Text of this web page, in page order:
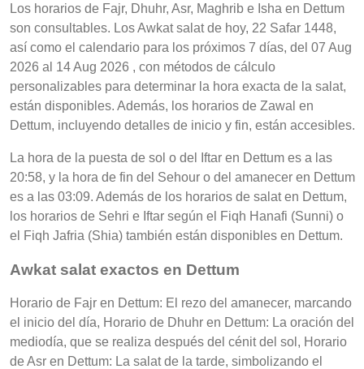
Los horarios de Fajr, Dhuhr, Asr, Maghrib e Isha en Dettum
son consultables. Los Awkat salat de hoy, 22 Safar 1448,
así como el calendario para los próximos 7 días, del 07 Aug
2026 al 14 Aug 2026 , con métodos de cálculo
personalizables para determinar la hora exacta de la salat,
están disponibles. Además, los horarios de Zawal en
Dettum, incluyendo detalles de inicio y fin, están accesibles.
La hora de la puesta de sol o del Iftar en Dettum es a las
20:58, y la hora de fin del Sehour o del amanecer en Dettum
es a las 03:09. Además de los horarios de salat en Dettum,
los horarios de Sehri e Iftar según el Fiqh Hanafi (Sunni) o
el Fiqh Jafria (Shia) también están disponibles en Dettum.
Awkat salat exactos en Dettum
Horario de Fajr en Dettum: El rezo del amanecer, marcando
el inicio del día, Horario de Dhuhr en Dettum: La oración del
mediodía, que se realiza después del cénit del sol, Horario
de Asr en Dettum: La salat de la tarde, simbolizando el